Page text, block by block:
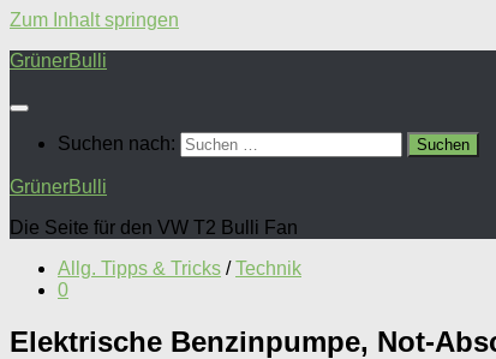
Zum Inhalt springen
GrünerBulli
Suchen nach:
GrünerBulli
Die Seite für den VW T2 Bulli Fan
Allg. Tipps & Tricks / Technik
0
Elektrische Benzinpumpe, Not-